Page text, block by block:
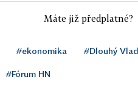
Máte již předplatné?
#ekonomika #Dlouhý
#Fórum HN